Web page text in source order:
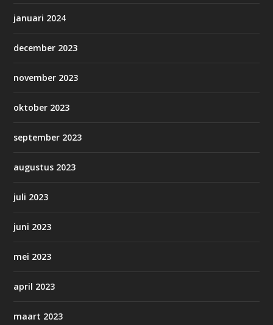
januari 2024
december 2023
november 2023
oktober 2023
september 2023
augustus 2023
juli 2023
juni 2023
mei 2023
april 2023
maart 2023